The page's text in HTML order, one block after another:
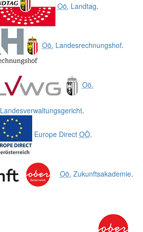
Oö. Landtag.
Oö. Landesrechnungshof.
Oö.
Landesverwaltungsgericht.
Europe Direct OÖ.
Oö. Zukunftsakademie.